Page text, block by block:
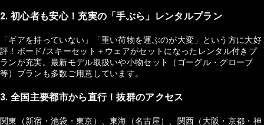
2. 初心者も安心！充実の「手ぶら」レンタルプラン
「ギアを持っていない」「重い荷物を運ぶのが大変」という方に大好
評！ボード/スキーセット＋ウェアがセットになったレンタル付きプ
ランが充実。最新モデル取扱いや小物セット（ゴーグル・グローブ
等）プランも多数ご用意しています。
3. 全国主要都市から直行！抜群のアクセス
関東（新宿・池袋・東京）、東海（名古屋）、関西（大阪・京都・神